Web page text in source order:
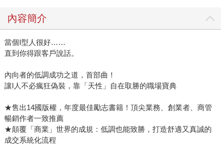
內容簡介
當個I型人很好……
直到你得跟客戶說話。
內向者的低調成功之道，首部曲！
讓I人不必瘋狂偽裝，靠「天性」自在取勝的職場寶典
★售出14國版權，年度最佳勵志書籍！頂尖業務、創業者、商管
暢銷作者一致推薦
★顛覆「商業」世界的成規：低調也能致勝，打造舒適又真誠的
成交系統化流程